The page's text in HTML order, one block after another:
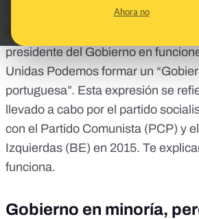
Ahora no
Tras la investidura fallida de Pedro
presidente del Gobierno en
Unidas Podemos formar un
portuguesa”. Esta expresión se
llevado a cabo por el partido
con el Partido Comunista (PCP) y
Izquierdas (BE) en 2015. Te
funciona.
Gobierno en minoría,